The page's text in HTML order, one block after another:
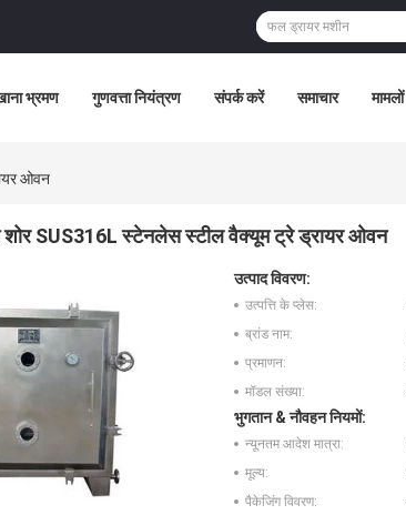
भ्रमण गुणवत्ता नियंत्रण संपर्क करें समाचार मामलों
ओवन
शोर SUS316L स्टेनलेस स्टील वैक्यूम ट्रे ड्रायर ओवन
उत्पाद विवरण:
उत्पत्ति के प्लेस:
ब्रांड नाम:
प्रमाणन:
मॉडल संख्या:
भुगतान & नौवहन नियमों:
न्यूनतम आदेश मात्रा:
मूल्य:
पैकेजिंग विवरण: